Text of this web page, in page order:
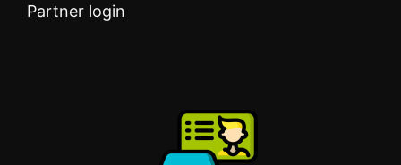
Partner login